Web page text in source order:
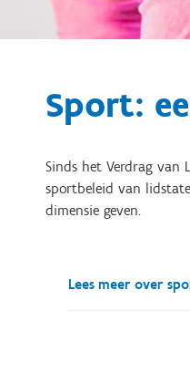
Sport:
Sinds het Verdrag van
sportbeleid van
dimensie geven.
Lees meer over